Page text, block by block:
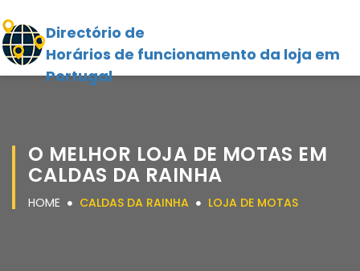
Directório de
Horários de funcionamento da loja em
Portugal
O MELHOR LOJA DE MOTAS EM
CALDAS DA RAINHA
HOME CALDAS DA RAINHA LOJA DE MOTAS